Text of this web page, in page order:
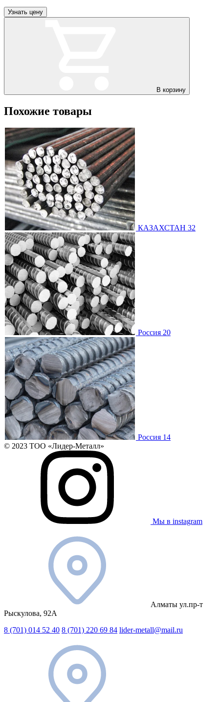
Узнать цену
В корзину
Похожие товары
КАЗАХСТАН 32
Россия 20
Россия 14
© 2023 ТОО «Лидер-Металл»
Мы в instagram
Алматы ул.пр-т
Рыскулова, 92А
8 (701) 014 52 40 8 (701) 220 69 84 lider-metall@mail.ru